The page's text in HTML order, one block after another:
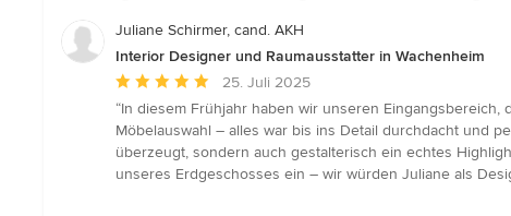
Juliane Schirmer, cand. AKH
Interior Designer und Raumausstatter in Wachenheim
Durchschnittliche
Bewertung:
5
von
5
25. Juli 2025
“In diesem Frühjahr haben wir unseren
Möbelauswahl – alles war bis ins Detail durchdacht und
überzeugt, sondern auch gestalterisch ein echtes
unseres Erdgeschosses ein – wir würden Juliane als